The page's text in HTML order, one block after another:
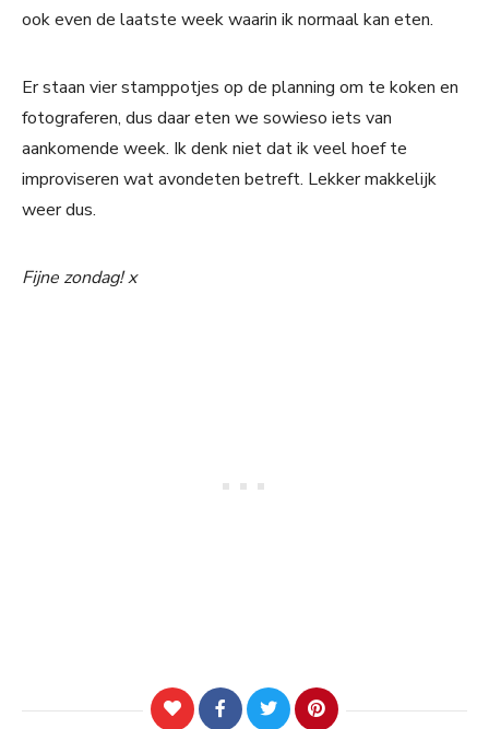
ook even de laatste week waarin ik normaal kan eten.
Er staan vier stamppotjes op de planning om te koken en
fotograferen, dus daar eten we sowieso iets van
aankomende week. Ik denk niet dat ik veel hoef te
improviseren wat avondeten betreft. Lekker makkelijk
weer dus.
Fijne zondag! x